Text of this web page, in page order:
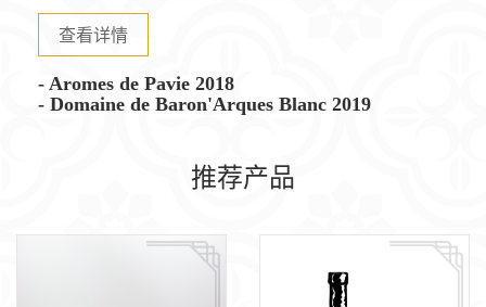
查看详情
- Aromes de Pavie 2018
- Domaine de Baron'Arques Blanc 2019
推荐产品